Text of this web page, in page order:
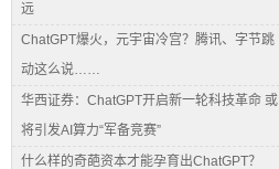
远
ChatGPT爆火，元宇宙冷宫？腾讯、字节跳
动这么说……
华西证券：ChatGPT开启新一轮科技革命 或
将引发AI算力“军备竞赛”
什么样的奇葩资本才能孕育出ChatGPT？